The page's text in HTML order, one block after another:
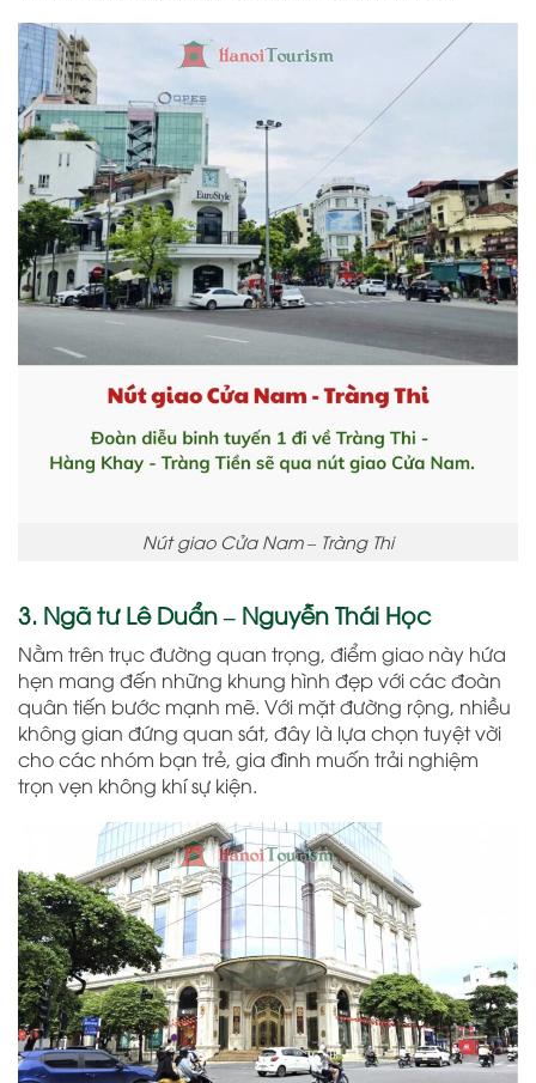
Nút giao Cửa Nam – Tràng Thi
3. Ngã tư Lê Duẩn – Nguyễn Thái Học
Nằm trên trục đường quan trọng, điểm giao này hứa
hẹn mang đến những khung hình đẹp với các đoàn
quân tiến bước mạnh mẽ. Với mặt đường rộng, nhiều
không gian đứng quan sát, đây là lựa chọn tuyệt vời
cho các nhóm bạn trẻ, gia đình muốn trải nghiệm
trọn vẹn không khí sự kiện.